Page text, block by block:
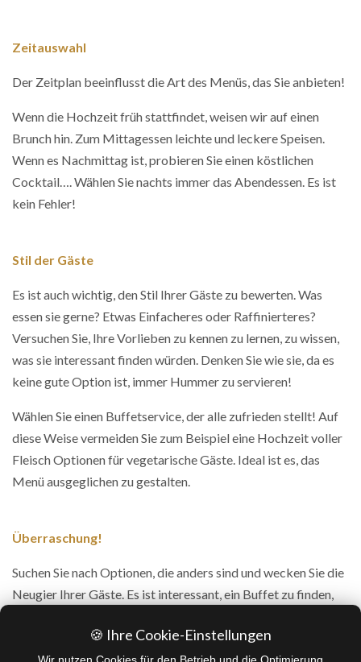
Zeitauswahl
Der Zeitplan beeinflusst die Art des Menüs, das Sie anbieten!
Wenn die Hochzeit früh stattfindet, weisen wir auf einen
Brunch hin. Zum Mittagessen leichte und leckere Speisen.
Wenn es Nachmittag ist, probieren Sie einen köstlichen
Cocktail…. Wählen Sie nachts immer das Abendessen. Es ist
kein Fehler!
Stil der Gäste
Es ist auch wichtig, den Stil Ihrer Gäste zu bewerten. Was
essen sie gerne? Etwas Einfacheres oder Raffinierteres?
Versuchen Sie, Ihre Vorlieben zu kennen zu lernen, zu wissen,
was sie interessant finden würden. Denken Sie wie sie, da es
keine gute Option ist, immer Hummer zu servieren!
Wählen Sie einen Buffetservice, der alle zufrieden stellt! Auf
diese Weise vermeiden Sie zum Beispiel eine Hochzeit voller
Fleisch Optionen für vegetarische Gäste. Ideal ist es, das
Menü ausgeglichen zu gestalten.
Überraschung!
Suchen Sie nach Optionen, die anders sind und wecken Sie die
Neugier Ihrer Gäste. Es ist interessant, ein Buffet zu finden,
Menü zusammenstellen können!
🍪 Ihre Cookie-Einstellungen